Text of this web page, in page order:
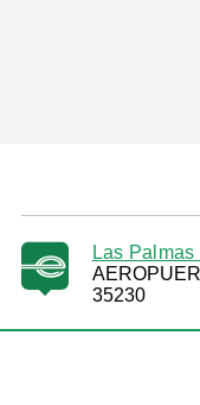
Las
35230